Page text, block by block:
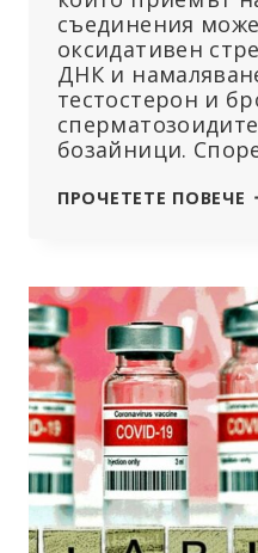
съединения
оксидативен
ДНК и
тестостерон и
бозайници.
ПРОЧЕТЕТЕ ПОВЕЧЕ
И
Е
С